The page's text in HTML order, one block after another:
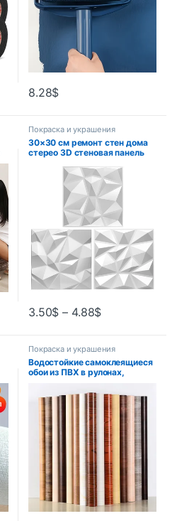
8.28$
Покраска и украшения
30×30 см ремонт стен дома
стерео 3D стеновая панель
наклейка на стену
художественная плитка 3d
обои комната ванная комната
3.50$ – 4.88$
Покраска и украшения
Водостойкие самоклеящиеся
обои из ПВХ в рулонах,
виниловая декоративная
пленка, наклейки под дерево
для домашнего декора